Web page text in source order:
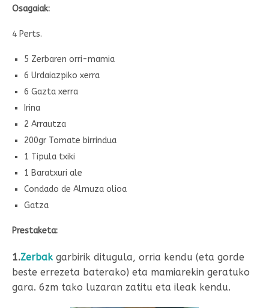
Osagaiak:
4 Perts.
5 Zerbaren orri-mamia
6 Urdaiazpiko xerra
6 Gazta xerra
Irina
2 Arrautza
200gr Tomate birrindua
1 Tipula txiki
1 Baratxuri ale
Condado de Almuza olioa
Gatza
Prestaketa:
1.Zerbak garbirik ditugula, orria kendu (eta gorde
beste errezeta baterako) eta mamiarekin geratuko
gara. 6zm tako luzaran zatitu eta ileak kendu.